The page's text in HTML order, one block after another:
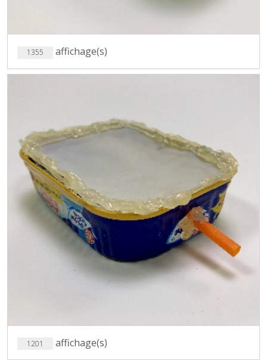
1355 affichage(s)
1201 affichage(s)